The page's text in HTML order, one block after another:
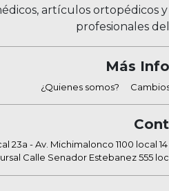
artículos
profesionales
Más
¿Quienes somos?
23a - Av. Michimalonco 1100 local
Calle Senador Estebanez 555